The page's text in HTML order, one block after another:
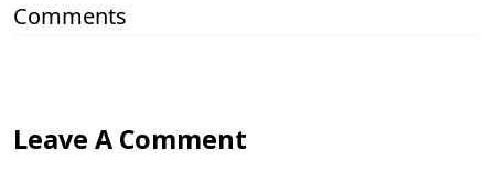
Comments
Leave A Comment